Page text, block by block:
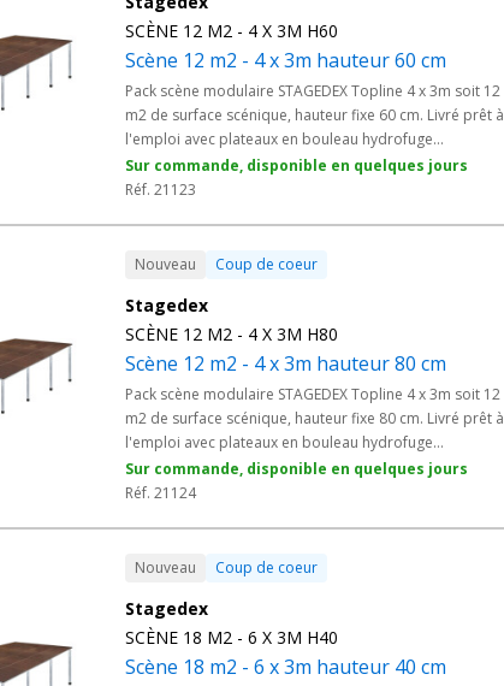
SCÈNE 12 M2 - 4 X 3M H60
Scène 12 m2 - 4 x 3m hauteur 60 cm
Pack scène modulaire STAGEDEX Topline 4 x 3m soit 12
m2 de surface scénique, hauteur fixe 60 cm. Livré prêt à
l'emploi avec plateaux en bouleau hydrofuge
antidérapant 750 Kg/m2 et pieds adaptés. Solution
professionnelle conforme aux normes ERP pour salles
monter pour les prestataires événementiels et les régies
Sur commande, disponible en quelques jours
Réf. 21123
Nouveau Coup de coeur
Stagedex
SCÈNE 12 M2 - 4 X 3M H80
Scène 12 m2 - 4 x 3m hauteur 80 cm
Pack scène modulaire STAGEDEX Topline 4 x 3m soit 12
m2 de surface scénique, hauteur fixe 80 cm. Livré prêt à
l'emploi avec plateaux en bouleau hydrofuge
antidérapant 750 Kg/m2 et pieds adaptés. Solution
professionnelle conforme aux normes ERP pour
Plateforme stable et rapide à monter pour les
collectivités.
Sur commande, disponible en quelques jours
Réf. 21124
Nouveau Coup de coeur
Stagedex
SCÈNE 18 M2 - 6 X 3M H40
Scène 18 m2 - 6 x 3m hauteur 40 cm